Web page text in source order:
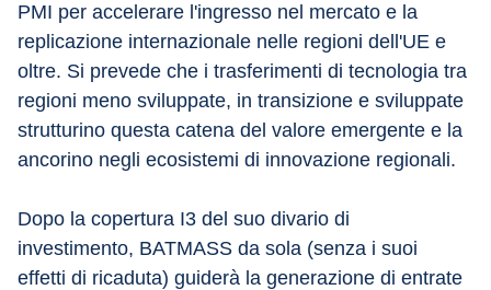
PMI per accelerare l'ingresso nel mercato e la
replicazione internazionale nelle regioni dell'UE e
oltre. Si prevede che i trasferimenti di tecnologia tra
regioni meno sviluppate, in transizione e sviluppate
strutturino questa catena del valore emergente e la
ancorino negli ecosistemi di innovazione regionali.
Dopo la copertura I3 del suo divario di
investimento, BATMASS da sola (senza i suoi
effetti di ricaduta) guiderà la generazione di entrate